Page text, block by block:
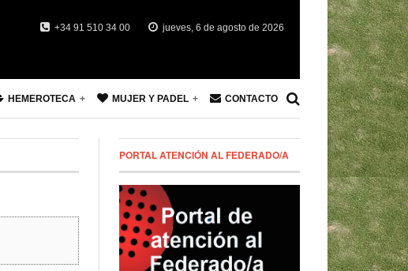
+34 91 510 34 00 jueves, 6 de agosto de 2026
HEMEROTECA MUJER Y PADEL CONTACTO
PORTAL ATENCIÓN AL FEDERADO/A